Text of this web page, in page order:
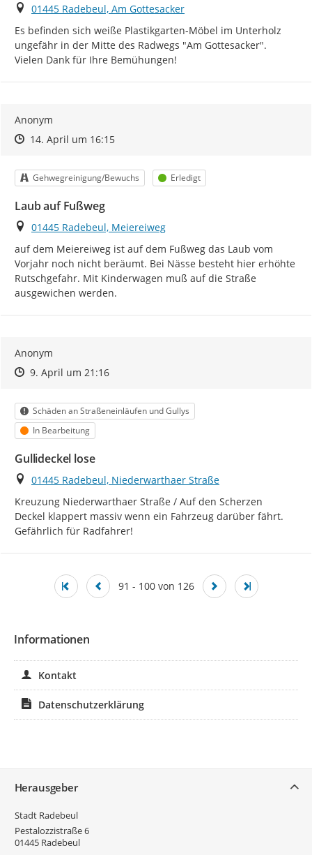
Ort
01445 Radebeul, Am Gottesacker
Es befinden sich weiße Plastikgarten-Möbel im Unterholz
ungefähr in der Mitte des Radwegs "Am Gottesacker".
Vielen Dank für Ihre Bemühungen!
Anonym
Zeitpunkt des Erstellens
Zeitpunkt des Erstellens
14. April um 16:15Zur Äußerung
Kategorie
Gehwegreinigung/Bewuchs Status
Erledigt
Laub auf Fußweg
Ort
01445 Radebeul, Meiereiweg
auf dem Meiereiweg ist auf dem Fußweg das Laub vom
Vorjahr noch nicht beräumt. Bei Nässe besteht hier erhöhte
Rutschgefahr. Mit Kinderwagen muß auf die Straße
ausgewichen werden.
Anonym
Zeitpunkt des Erstellens
Zeitpunkt des Erstellens
9. April um 21:16Zur Äußerung
Kategorie
Schäden an Straßeneinläufen und Gullys
Status
In Bearbeitung
Gullideckel lose
Ort
01445 Radebeul, Niederwarthaer Straße
Kreuzung Niederwarthaer Straße / Auf den Scherzen
Deckel klappert massiv wenn ein Fahrzeug darüber fährt.
Gefährlich für Radfahrer!
91 - 100 von 126
Informationen
Kontakt
Datenschutzerklärung
Herausgeber
Stadt Radebeul
Pestalozzistraße 6
01445 Radebeul